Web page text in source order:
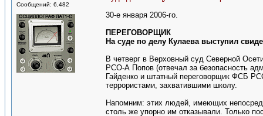
Сообщений: 6,482
30-е января 2006-го.
ПЕРЕГОВОРЩИК
На суде по делу Кулаева выступил
В четверг в Верховный суд Северной
РСО-А Попов (отвечал за безопасность
Гайденко и штатный переговорщик ФСБ
террористами, захватившими школу.
Напомним: этих людей, имеющих
столь же упорно им отказывали. Только